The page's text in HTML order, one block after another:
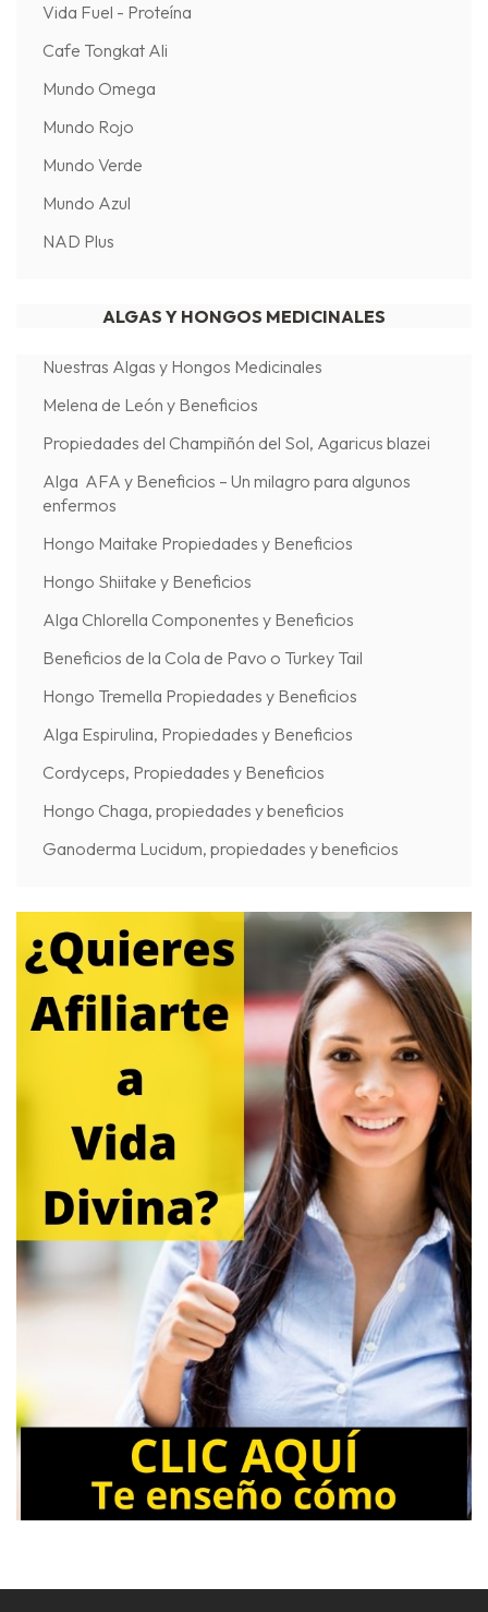
Vida Fuel - Proteína
Cafe Tongkat Ali
Mundo Omega
Mundo Rojo
Mundo Verde
Mundo Azul
NAD Plus
ALGAS Y HONGOS MEDICINALES
Nuestras Algas y Hongos Medicinales
Melena de León y Beneficios
Propiedades del Champiñón del Sol, Agaricus blazei
Alga AFA y Beneficios – Un milagro para algunos
enfermos
Hongo Maitake Propiedades y Beneficios
Hongo Shiitake y Beneficios
Alga Chlorella Componentes y Beneficios
Beneficios de la Cola de Pavo o Turkey Tail
Hongo Tremella Propiedades y Beneficios
Alga Espirulina, Propiedades y Beneficios
Cordyceps, Propiedades y Beneficios
Hongo Chaga, propiedades y beneficios
Ganoderma Lucidum, propiedades y beneficios